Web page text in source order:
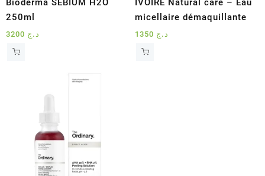
Bioderma SEBIUM H2O
250ml
د.ج
IVOIRE Natural care – Eau
micellaire démaquillante
د.ج